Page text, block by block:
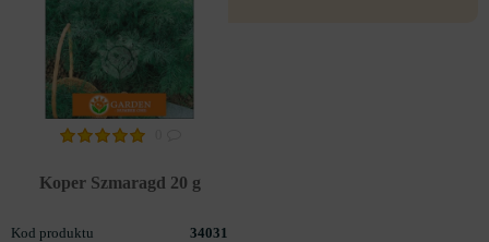
Koper Szmaragd 20 g
Kod produktu
34031